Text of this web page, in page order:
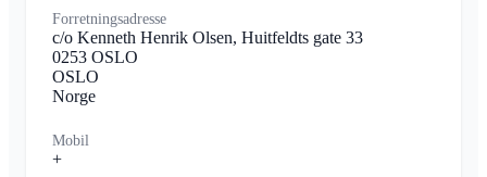
Forretningsadresse
c/o Kenneth Henrik Olsen, Huitfeldts gate 33
0253 OSLO
OSLO
Norge
Mobil
+